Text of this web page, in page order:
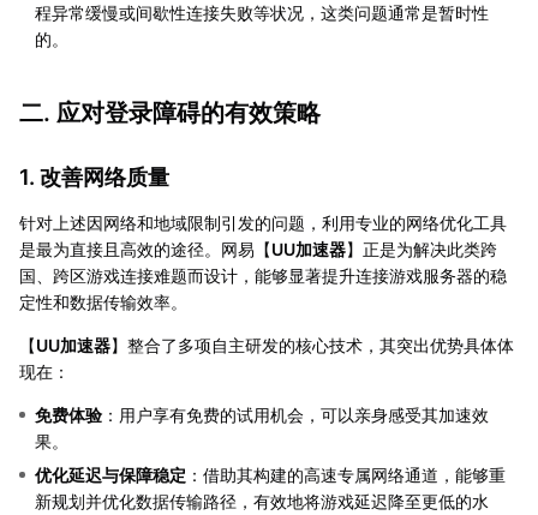
程异常缓慢或间歇性连接失败等状况，这类问题通常是暂时性
的。
二. 应对登录障碍的有效策略
1. 改善网络质量
针对上述因网络和地域限制引发的问题，利用专业的网络优化工具
是最为直接且高效的途径。网易【UU加速器】正是为解决此类跨
国、跨区游戏连接难题而设计，能够显著提升连接游戏服务器的稳
定性和数据传输效率。
【UU加速器】整合了多项自主研发的核心技术，其突出优势具体体
现在：
免费体验 ：用户享有免费的试用机会，可以亲身感受其加速效
果。
优化延迟与保障稳定 ：借助其构建的高速专属网络通道，能够重
新规划并优化数据传输路径，有效地将游戏延迟降至更低的水